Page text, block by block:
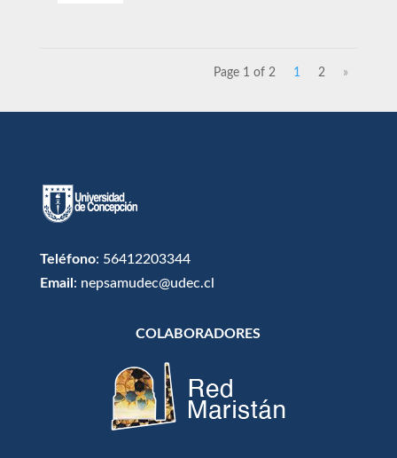
Page 1 of 2 1 2 »
Teléfono: 56412203344
Email : nepsamudec@udec.cl
COLABORADORES